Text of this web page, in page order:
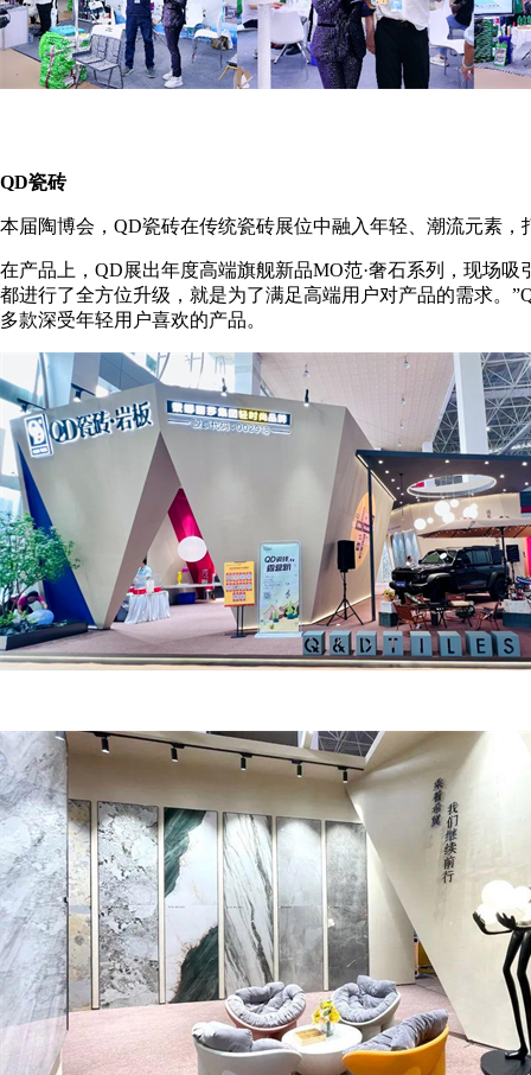
QD瓷砖
本届陶博会，QD瓷砖在传统瓷砖展位中融入年轻、潮流元素
在产品上，QD展出年度高端旗舰新品MO范·奢石系列，现场
都进行了全方位升级，就是为了满足高端用户对产品的需求。
多款深受年轻用户喜欢的产品。